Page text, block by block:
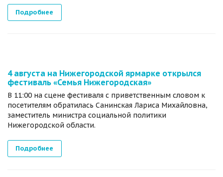
Подробнее
4 августа на Нижегородской ярмарке открылся
фестиваль «Семья Нижегородская»
В 11:00 на сцене фестиваля с приветственным словом к
посетителям обратилась Санинская Лариса Михайловна,
заместитель министра социальной политики
Нижегородской области.
Подробнее